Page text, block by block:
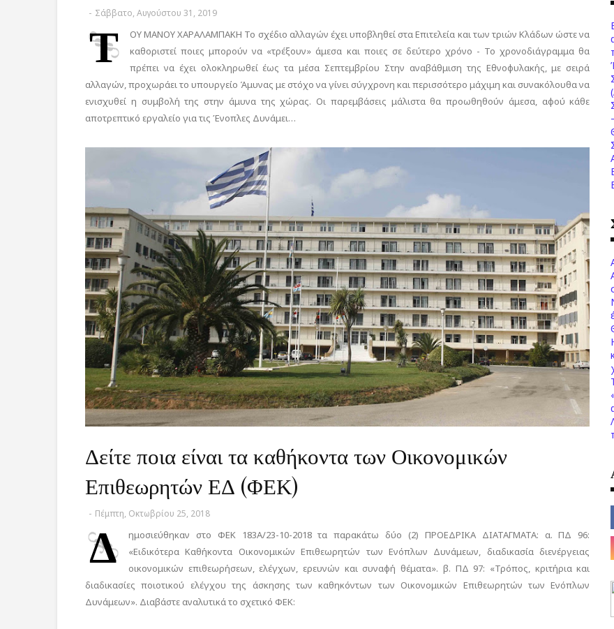
- Σάββατο, Αυγούστου 31, 2019
Τ
ΟΥ ΜΑΝΟΥ ΧΑΡΑΛΑΜΠΑΚΗ Το σχέδιο αλλαγών έχει υποβληθεί στα Επιτελεία και των τριών Κλάδων ώστε να
καθοριστεί ποιες μπορούν να «τρέξουν» άμεσα και ποιες σε δεύτερο χρόνο - Το χρονοδιάγραμμα θα
πρέπει να έχει ολοκληρωθεί έως τα μέσα Σεπτεμβρίου Στην αναβάθμιση της Εθνοφυλακής, με σειρά
αλλαγών, προχωράει το υπουργείο Άμυνας με στόχο να γίνει σύγχρονη και περισσότερο μάχιμη και συνακόλουθα να
ενισχυθεί η συμβολή της στην άμυνα της χώρας. Οι παρεμβάσεις μάλιστα θα προωθηθούν άμεσα, αφού κάθε
αποτρεπτικό εργαλείο για τις Ένοπλες Δυνάμει…
Δείτε ποια είναι τα καθήκοντα των Οικονομικών
Επιθεωρητών ΕΔ (ΦΕΚ)
- Πέμπτη, Οκτωβρίου 25, 2018
Δ
ημοσιεύθηκαν στο ΦΕΚ 183Α/23-10-2018 τα παρακάτω δύο (2) ΠΡΟΕΔΡΙΚΑ ΔΙΑΤΑΓΜΑΤΑ: α. ΠΔ 96:
«Ειδικότερα Καθήκοντα Οικονομικών Επιθεωρητών των Ενόπλων Δυνάμεων, διαδικασία διενέργειας
οικονομικών επιθεωρήσεων, ελέγχων, ερευνών και συναφή θέματα». β. ΠΔ 97: «Τρόπος, κριτήρια και
διαδικασίες ποιοτικού ελέγχου της άσκησης των καθηκόντων των Οικονομικών Επιθεωρητών των Ενόπλων
Δυνάμεων». Διαβάστε αναλυτικά το σχετικό ΦΕΚ: